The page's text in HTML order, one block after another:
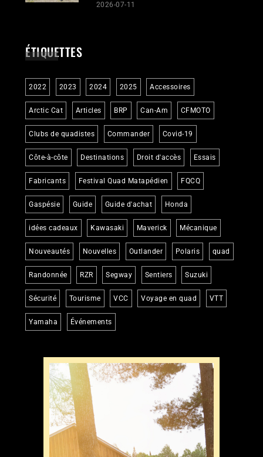
2026-07-11
ÉTIQUETTES
2022 2023 2024 2025 Accessoires
Arctic Cat Articles BRP Can-Am CFMOTO
Clubs de quadistes Commander Covid-19
Côte-à-côte Destinations Droit d'accès Essais
Fabricants Festival Quad Matapédien FQCQ
Gaspésie Guide Guide d'achat Honda
idées cadeaux Kawasaki Maverick Mécanique
Nouveautés Nouvelles Outlander Polaris quad
Randonnée RZR Segway Sentiers Suzuki
Sécurité Tourisme VCC Voyage en quad VTT
Yamaha Événements